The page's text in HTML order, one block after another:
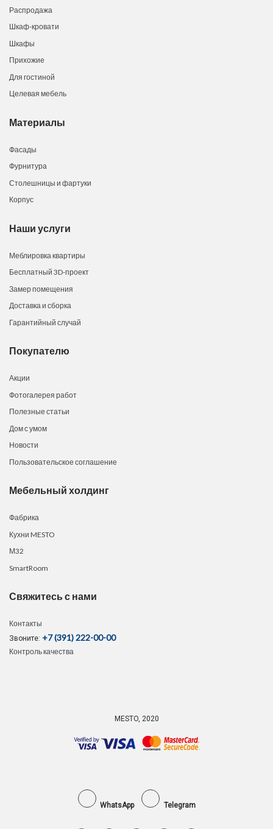
Распродажа
Шкаф-кровати
Шкафы
Прихожие
Для гостиной
Целевая мебель
Материалы
Фасады
Фурнитура
Столешницы и фартуки
Корпус
Наши услуги
Меблировка квартиры
Бесплатный 3D-проект
Замер помещения
Доставка и сборка
Гарантийный случай
Покупателю
Акции
Фотогалерея работ
Полезные статьи
Дом с умом
Новости
Пользовательское соглашение
Мебельный холдинг
Фабрика
Кухни MESTO
М32
SmartRoom
Свяжитесь с нами
Контакты
Звоните: +7 (391) 222-00-00
Контроль качества
MESTO, 2020
WhatsApp Telegram